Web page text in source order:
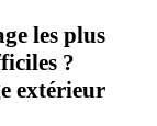
les plus
?
extérieur